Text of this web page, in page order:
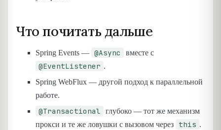
Что почитать дальше
Spring Events — @Async вместе с
@EventListener .
Spring WebFlux — другой подход к параллельной
работе.
@Transactional
глубоко — тот же механизм
прокси и те же ловушки с вызовом через
this .